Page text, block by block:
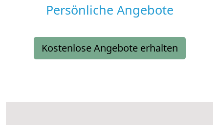
Persönliche Angebote
Kostenlose Angebote erhalten